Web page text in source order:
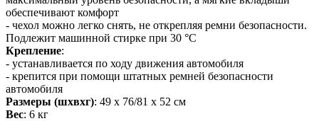
обеспечивают комфорт
- чехол можно легко снять, не открепляя ремни безопасности.
Подлежит машинной стирке при 30 °C
Крепление:
- устанавливается по ходу движения автомобиля
- крепится при помощи штатных ремней безопасности
автомобиля
Размеры (шхвхг): 49 x 76/81 x 52 см
Вес: 6 кг